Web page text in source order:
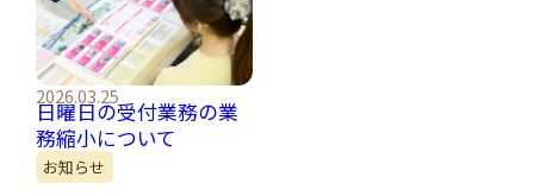
2026.03.25
日曜日の受付業務の業
務縮小について
お知らせ